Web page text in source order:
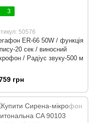
3
50576
ER-66 50W / функція
20 сек / виносний
/ Радіус звуку-500 м
грн